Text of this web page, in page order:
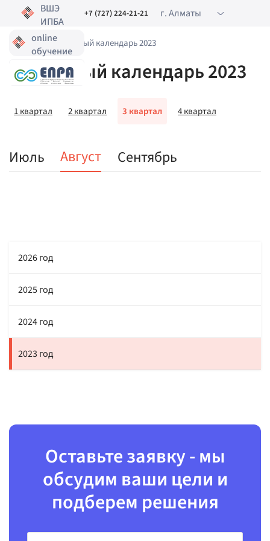
ВШЭ
ИПБА
online
обучение
+7 (727) 224-21-21 г. Алматы
Главная • Налоговый календарь 2023
Налоговый календарь 2023
2026 год
2025 год
2024 год
2023 год
1 квартал 2 квартал 3 квартал 4 квартал
Июль Август Сентябрь
Оставьте заявку - мы
обсудим ваши цели и
подберем решения